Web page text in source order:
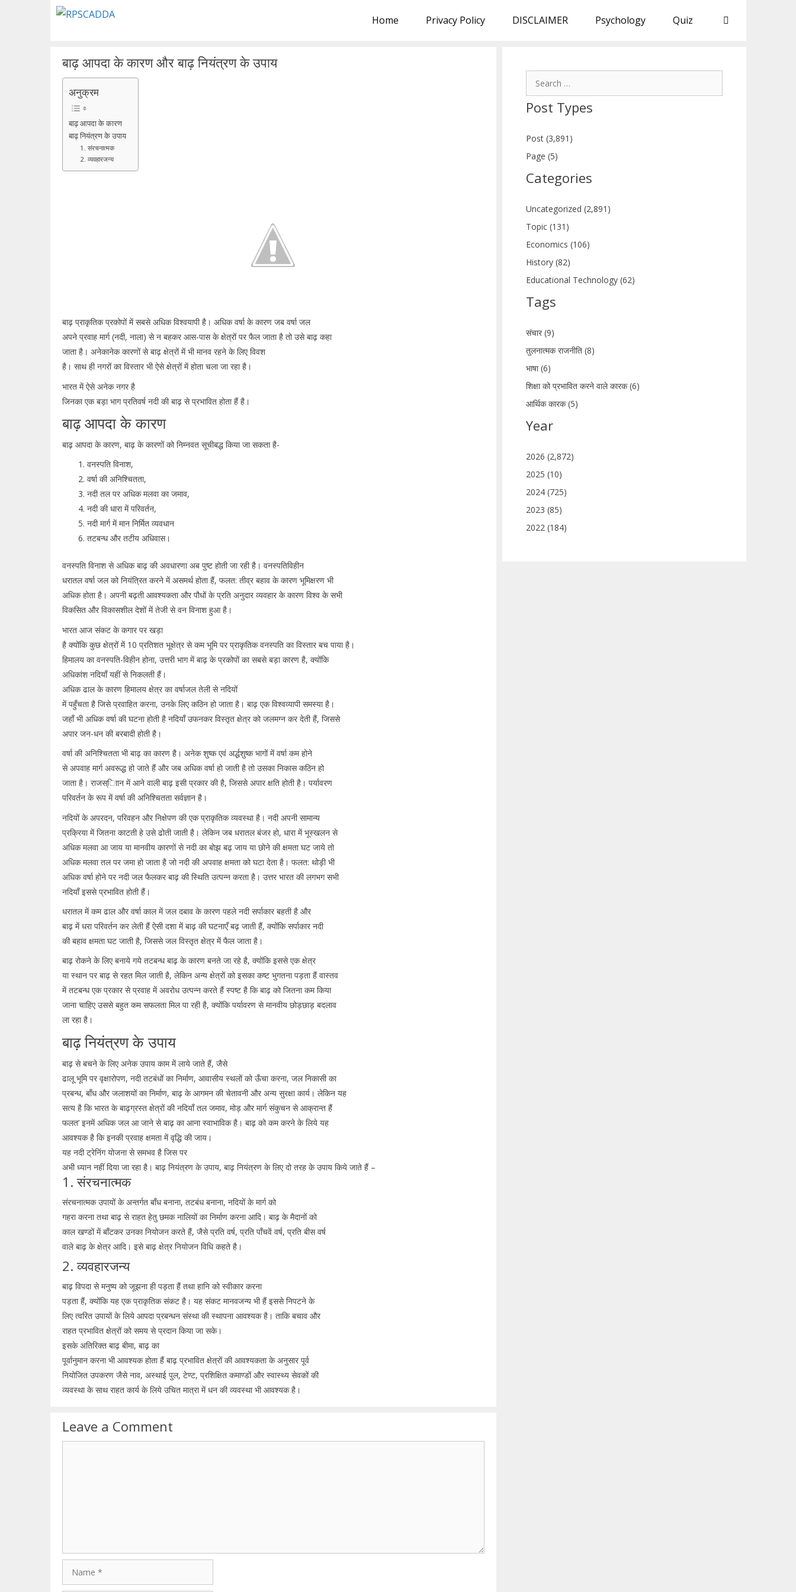
Home Privacy Policy DISCLAIMER Psychology Quiz
बाढ़ आपदा के कारण और बाढ़ नियंत्रण के उपाय
अनुक्रम
बाढ़ आपदा के कारण
बाढ़ नियंत्रण के उपाय
1. संरचनात्मक
2. व्यवहारजन्य
बाढ़ प्राकृतिक प्रकोपों में सबसे अधिक विश्वयापी है। अधिक वर्षा के कारण जब वर्षा जल
अपने प्रवाह मार्ग (नदी, नाला) से न बहकर आस-पास के क्षेत्रों पर फैल जाता है तो उसे बाढ़ कहा
जाता है। अनेकानेक कारणों से बाढ़ क्षेत्रों में भी मानव रहने के लिए विवश
है। साथ ही नगरों का विस्तार भी ऐसे क्षेत्रों में होता चला जा रहा है।
भारत में ऐसे अनेक नगर है
जिनका एक बड़ा भाग प्रतिवर्ष नदी की बाढ़ से प्रभावित होता हैं है।
बाढ़ आपदा के कारण
बाढ़ आपदा के कारण, बाढ़ के कारणों को निम्नवत सूचीबद्ध किया जा सकता है-
वनस्पति विनाश,
वर्षा की अनिश्चितता,
नदी तल पर अधिक मलवा का जमाव,
नदी की धारा में परिवर्तन,
नदी मार्ग में मान निर्मित व्यवधान
तटबन्ध और तटीय अधिवास।
वनस्पति विनाश से अधिक बाढ़ की अवधारणा अब पुष्ट होती जा रही है। वनस्पतिविहीन
धरातल वर्षा जल को नियंत्रित करने में असमर्थ होता हैं, फलत: तीव्र बहाव के कारण भूमिक्षरण भी
अधिक होता है। अपनी बढ़ती आवश्यकता और पौधों के प्रति अनुदार व्यवहार के कारण विश्व के सभी
विकसित और विकासशील देशों में तेजी से वन विनाश हुआ है।
भारत आज संकट के कगार पर खड़ा
है क्योंकि कुछ क्षेत्रों में 10 प्रतिशत भूक्षेत्र से कम भूमि पर प्राकृतिक वनस्पति का विस्तार बच पाया है।
हिमालय का वनस्पति-विहीन होना, उत्तरी भाग में बाढ़ के प्रकोपों का सबसे बड़ा कारण है, क्योंकि
अधिकांश नदियाँ यहीं से निकलती हैं।
अधिक ढाल के कारण हिमालय क्षेत्र का वर्षाजल तेली से नदियों
में पहुँचता है जिसे प्रवाहित करना, उनके लिए कठिन हो जाता है। बाढ़ एक विश्वव्यापी समस्या है।
जहाँ भी अधिक वर्षा की घटना होती है नदियाँ उफनकर विस्तृत क्षेत्र को जलमग्न कर देती हैं, जिससे
अपार जन-धन की बरबादी होती है।
वर्षा की अनिश्चितता भी बाढ़ का कारण है। अनेक शुष्क एवं अर्द्धशुष्क भागों में वर्षा कम होने
से अपवाह मार्ग अवरूद्ध हो जाते हैं और जब अधिक वर्षा हो जाती है तो उसका निकास कठिन हो
जाता है। राजस्ािान में आने वाली बाढ़ इसी प्रकार की है, जिससे अपार क्षति होती है। पर्यावरण
परिवर्तन के रूप में वर्षा की अनिश्चितता सर्वज्ञान है।
नदियों के अपरदन, परिवहन और निक्षेपण की एक प्राकृतिक व्यवस्था है। नदी अपनी सामान्य
प्रक्रिया में जितना काटती हे उसे ढोती जाती है। लेकिन जब धरातल बंजर हो, धारा में भूस्खलन से
अधिक मलवा आ जाय या मानवीय कारणों से नदी का बोझ बढ़ जाय या छोने की क्षमता घट जाये तो
अधिक मलवा तल पर जमा हो जाता है जो नदी की अपवाह क्षमता को घटा देता है। फलत: थोड़ी भी
अधिक वर्षा होने पर नदी जल फैलकर बाढ़ की स्थिति उत्पन्न करता है। उत्तर भारत की लगभग सभी
नदियाँ इससे प्रभावित होती हैं।
धरातल में कम ढाल और वर्षा काल में जल दबाव के कारण पहले नदी सर्पाकार बहती है और
बाढ़ में धरा परिवर्तन कर लेती हैं ऐसी दशा में बाढ़ की घटनाएँ बढ़ जाती हैं, क्योंकि सर्पाकार नदी
की बहाव क्षमता घट जाती है, जिससे जल विस्तृत क्षेत्र में फैल जाता है।
बाढ़ रोकने के लिए बनाये गये तटबन्ध बाढ़ के कारण बनते जा रहे है, क्योंकि इससे एक क्षेत्र
या स्थान पर बाढ़ से रहत मिल जाती है, लेकिन अन्य क्षेत्रों को इसका कष्ट भुगतना पड़ता हैं वास्तव
में तटबन्ध एक प्रकार से प्रवाह में अवरोध उत्पन्न करते हैं स्पष्ट है कि बाढ़ को जितना कम किया
जाना चाहिए उससे बहुत कम सफलता मिल पा रही है, क्योंकि पर्यावरण से मानवीय छोड़छाड़ बदलाव
ला रहा है।
बाढ़ नियंत्रण के उपाय
बाढ़ से बचने के लिए अनेक उपाय काम में लाये जाते हैं, जैसे
ढालू भूमि पर वृक्षारोपण, नदी तटबंधों का निर्माण, आवासीय स्थलों को ऊँचा करना, जल निकासी का
प्रबन्ध, बाँध और जलाशयों का निर्माण, बाढ़ के आगमन की चेतावनी और अन्य सुरक्षा कार्य। लेकिन यह
सत्य है कि भारत के बाढ़ग्रस्त क्षेत्रों की नदियाँ तल जमाव, मोड़ और मार्ग संकुचन से आक्रान्त हैं
फलत’ इनमें अधिक जल आ जाने से बाढ़ का आना स्वाभाविक है। बाढ़ को कम करने के लिये यह
आवश्यक है कि इनकी प्रवाह क्षमता में वृद्धि की जाय।
यह नदी ट्रेनिंग योजना से समभव है जिस पर
अभी ध्यान नहीं दिया जा रहा है। बाढ़ नियंत्रण के उपाय, बाढ़ नियंत्रण के लिए दो तरह के उपाय किये जाते हैं –
1. संरचनात्मक
संरचनात्मक उपायों के अन्तर्गत बाँध बनाना, तटबंध बनाना, नदियों के मार्ग को
गहरा करना तथा बाढ़ से राहत हेतु छमक नालियों का निर्माण करना आदि। बाढ़ के मैदानों को
काल खण्डों में बाँटकर उनका नियोजन करते हैं, जैसे प्रति वर्ष, प्रति पाँचवें वर्ष, प्रति बीस वर्ष
वाले बाढ़ के क्षेत्र आदि। इसे बाढ़ क्षेत्र नियोजन विधि कहते है।
2. व्यवहारजन्य
बाढ़ विपदा से मनुष्य को जूझना ही पड़ता हैं तथा हानि को स्वीकार करना
पड़ता हैं, क्योंकि यह एक प्राकृतिक संकट है। यह संकट मानवजन्य भी हैं इससे निपटने के
लिए त्वरित उपायों के लिये आपदा प्रबन्धन संस्था की स्थापना आवश्यक है। ताकि बचाव और
राहत प्रभावित क्षेत्रों को समय से प्रदान किया जा सके।
इसके अतिरिक्त बाढ़ बीमा, बाढ़ का
पूर्वानुमान करना भी आवश्यक होता हैं बाढ़ प्रभावित क्षेत्रों की आवश्यकता के अनुसार पूर्व
नियोजित उपकरण जैसे नाव, अस्थाई पुल, टेण्ट, प्रशिक्षित कमाण्डों और स्वास्थ्य सेवकों की
व्यवस्था के साथ राहत कार्य के लिये उचित मात्रा में धन की व्यवस्था भी आवश्यक है।
Leave a Comment
Post Types
Post (3,891)
Page (5)
Categories
Uncategorized (2,891)
Topic (131)
Economics (106)
History (82)
Educational Technology (62)
Tags
संचार (9)
तुलनात्मक राजनीति (8)
भाषा (6)
शिक्षा को प्रभावित करने वाले कारक (6)
आर्थिक कारक (5)
Year
2026 (2,872)
2025 (10)
2024 (725)
2023 (85)
2022 (184)